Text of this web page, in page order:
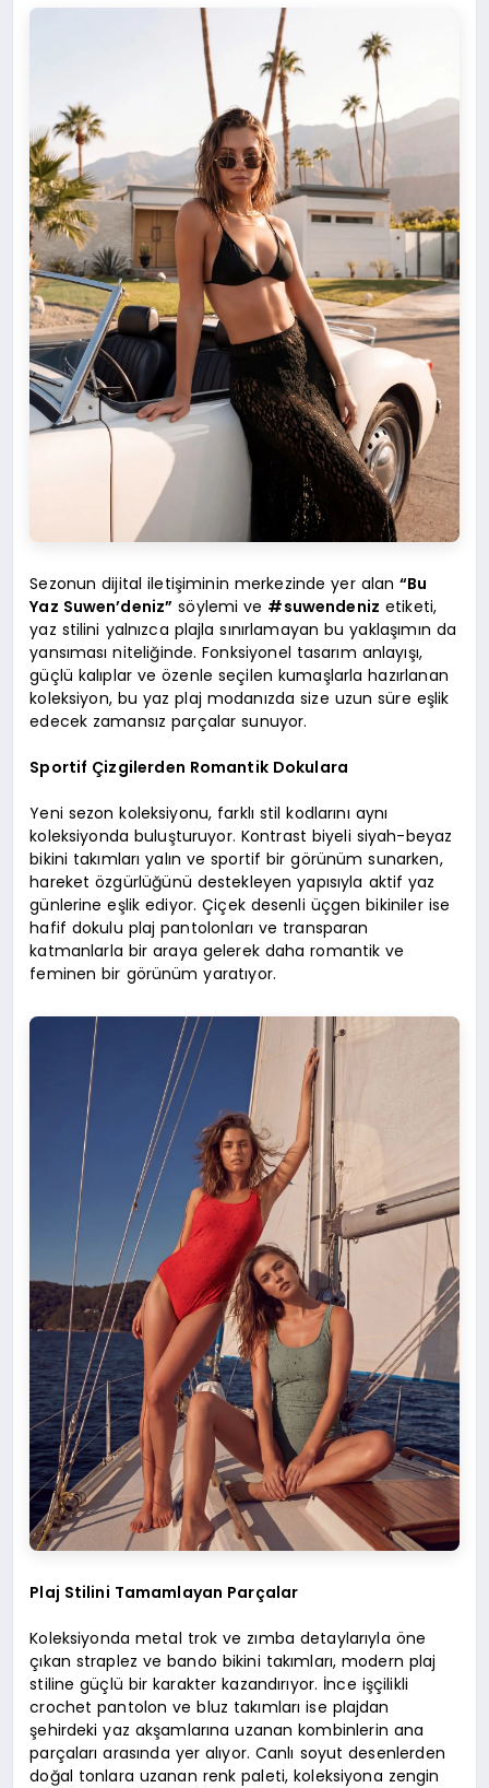
Sezonun dijital iletişiminin merkezinde yer alan“Bu
Yaz Suwen’deniz” söylemi ve #suwendeniz etiketi,
yaz stilini yalnızca plajla sınırlamayan bu yaklaşımın da
yansıması niteliğinde. Fonksiyonel tasarım anlayışı,
güçlü kalıplar ve özenle seçilen kumaşlarla hazırlanan
koleksiyon, bu yaz plaj modanızda size uzun süre eşlik
edecek zamansız parçalar sunuyor.
Sportif Çizgilerden Romantik Dokulara
Yeni sezon koleksiyonu, farklı stil kodlarını aynı
koleksiyonda buluşturuyor. Kontrast biyeli siyah-beyaz
bikini takımları yalın ve sportif bir görünüm sunarken,
hareket özgürlüğünü destekleyen yapısıyla aktif yaz
günlerine eşlik ediyor. Çiçek desenli üçgen bikiniler ise
hafif dokulu plaj pantolonları ve transparan
katmanlarla bir araya gelerek daha romantik ve
feminen bir görünüm yaratıyor.
Plaj Stilini Tamamlayan Parçalar
Koleksiyonda metal trok ve zımba detaylarıyla öne
çıkan straplez ve bando bikini takımları, modern plaj
stiline güçlü bir karakter kazandırıyor. İnce işçilikli
crochet pantolon ve bluz takımları ise plajdan
şehirdeki yaz akşamlarına uzanan kombinlerin ana
parçaları arasında yer alıyor. Canlı soyut desenlerden
doğal tonlara uzanan renk paleti, koleksiyona zengin